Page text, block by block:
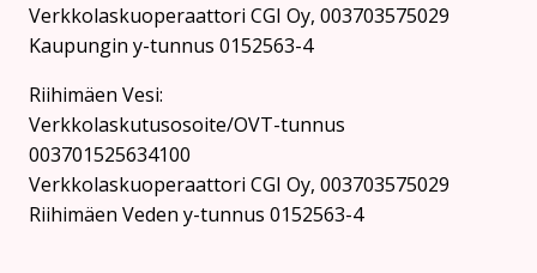
Verkkolaskuoperaattori CGI Oy, 003703575029
Kaupungin y-tunnus 0152563-4
Rii­hi­mäen Vesi:
Verkkolaskutusosoite/OVT-tunnus
003701525634100
Verkkolaskuoperaattori CGI Oy, 003703575029
Riihimäen Veden y-tunnus 0152563-4